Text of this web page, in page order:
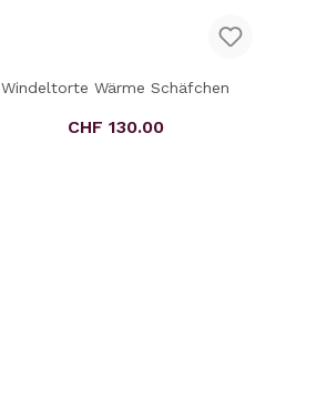
Windeltorte Wärme Schäfchen
Regulärer Preis:
CHF 130.00